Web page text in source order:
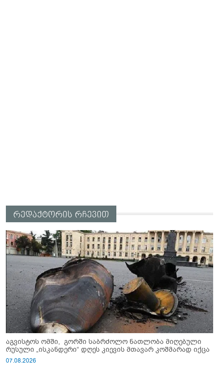
რედაქტორის რჩევით
აგვისტოს ომში, გორში საბრძოლო ნათლობა მიღებული
რუსული „ისკანდერი“ დღეს კიევის მთავარ კოშმარად იქცა
07.08.2026